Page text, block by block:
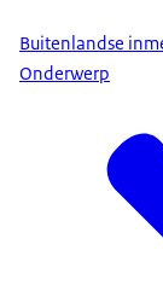
Buitenlandse
Onderwerp